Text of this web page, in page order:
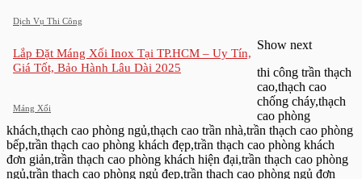
Dịch Vụ Thi Công
Lắp Đặt Máng Xối Inox Tại TP.HCM – Uy Tín,
Giá Tốt, Bảo Hành Lâu Dài 2025
Máng Xối
Show next
thi công trần thạch
cao,thạch cao
chống cháy,thạch
cao phòng
khách,thạch cao phòng ngủ,thạch cao trần nhà,trần thạch cao phòng
bếp,trần thạch cao phòng khách đẹp,trần thạch cao phòng khách
đơn giản,trần thạch cao phòng khách hiện đại,trần thạch cao phòng
ngủ,trần thạch cao phòng ngủ đẹp,trần thạch cao phòng ngủ đơn